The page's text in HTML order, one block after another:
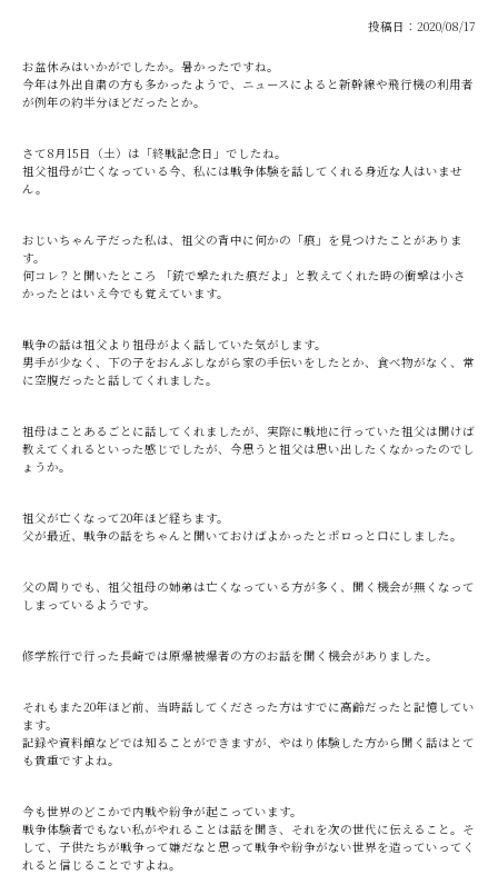
投稿日：2020/08/17
お盆休みはいかがでしたか。暑かったですね。
今年は外出自粛の方も多かったようで、ニュースによると新幹線や飛行機の利用者
が例年の約半分ほどだったとか。
さて8月15日（土）は「終戦記念日」でしたね。
祖父祖母が亡くなっている今、私には戦争体験を話してくれる身近な人はいませ
ん。
おじいちゃん子だった私は、祖父の背中に何かの「痕」を見つけたことがありま
す。
何コレ？と聞いたところ 「銃で撃たれた痕だよ」と教えてくれた時の衝撃は小さ
かったとはいえ今でも覚えています。
戦争の話は祖父より祖母がよく話していた気がします。
男手が少なく、下の子をおんぶしながら家の手伝いをしたとか、食べ物がなく、常
に空腹だったと話してくれました。
祖母はことあるごとに話してくれましたが、実際に戦地に行っていた祖父は聞けば
教えてくれるといった感じでしたが、今思うと祖父は思い出したくなかったのでし
ょうか。
祖父が亡くなって20年ほど経ちます。
父が最近、戦争の話をちゃんと聞いておけばよかったとポロっと口にしました。
父の周りでも、祖父祖母の姉弟は亡くなっている方が多く、聞く機会が無くなって
しまっているようです。
修学旅行で行った長崎では原爆被爆者の方のお話を聞く機会がありました。
それもまた20年ほど前、当時話してくださった方はすでに高齢だったと記憶してい
ます。
記録や資料館などでは知ることができますが、やはり体験した方から聞く話はとて
も貴重ですよね。
今も世界のどこかで内戦や紛争が起こっています。
戦争体験者でもない私がやれることは話を聞き、それを次の世代に伝えること。そ
して、子供たちが戦争って嫌だなと思って戦争や紛争がない世界を造っていってく
れると信じることですよね。